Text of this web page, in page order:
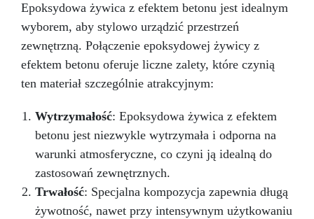
Epoksydowa żywica z efektem betonu jest idealnym
wyborem, aby stylowo urządzić przestrzeń
zewnętrzną. Połączenie epoksydowej żywicy z
efektem betonu oferuje liczne zalety, które czynią
ten materiał szczególnie atrakcyjnym:
Wytrzymałość: Epoksydowa żywica z efektem
betonu jest niezwykle wytrzymała i odporna na
warunki atmosferyczne, co czyni ją idealną do
zastosowań zewnętrznych.
Trwałość: Specjalna kompozycja zapewnia długą
żywotność, nawet przy intensywnym użytkowaniu